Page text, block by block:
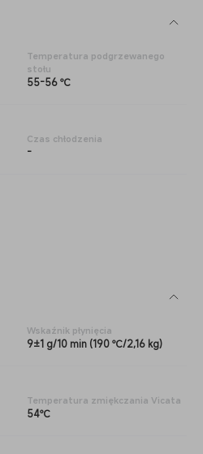
Temperatura podgrzewanego
stołu
55-56 ℃
Czas chłodzenia
-
Wskaźnik płynięcia
9±1 g/10 min (190 ℃/2,16 kg)
Temperatura zmiękczania Vicata
54℃